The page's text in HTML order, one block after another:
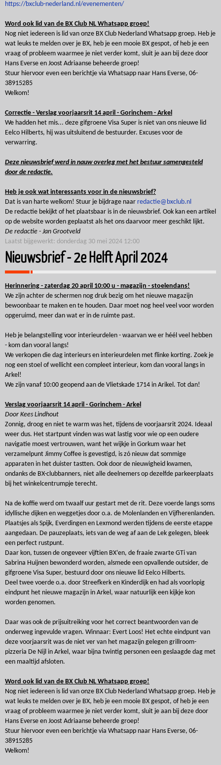
https://bxclub-nederland.nl/evenementen/
Word ook lid van de BX Club NL Whatsapp groep!
Nog niet iedereen is lid van onze BX Club Nederland Whatsapp groep. Heb je
wat leuks te melden over je BX, heb je een mooie BX gespot, of heb je een
vraag of probleem waarmee je niet verder komt, sluit je aan bij deze door
Hans Everse en Joost Adriaanse beheerde groep!
Stuur hiervoor even een berichtje via Whatsapp naar Hans Everse, 06-
38915285
Welkom!
Correctie - Verslag voorjaarsrit 14 april - Gorinchem - Arkel
We hadden het mis... deze gifgroene Visa Super is niet van ons nieuwe lid
Eelco Hilberts, hij was uitsluitend de bestuurder. Excuses voor de
verwarring.
Deze nieuwsbrief werd in nauw overleg met het bestuur samengesteld
door de redactie.
Heb je ook wat interessants voor in de nieuwsbrief?
Dat is van harte welkom! Stuur je bijdrage naar redactie@bxclub.nl
De redactie bekijkt of het plaatsbaar is in de nieuwsbrief. Ook kan een artikel
op de website worden geplaatst als het ons daarvoor meer geschikt lijkt.
De redactie - Jan Grootveld
Laatst bijgewerkt: donderdag 30 mei 2024 12:00
Nieuwsbrief - 2e Helft April 2024
Herinnering - zaterdag 20 april 10:00 u - magazijn - stoelendans!
We zijn achter de schermen nog druk bezig om het nieuwe magazijn
bewoonbaar te maken en te houden. Daar moet nog heel veel voor worden
opgeruimd, meer dan wat er in de ruimte past.
Heb je belangstelling voor interieurdelen - waarvan we er héél veel hebben
- kom dan vooral langs!
We verkopen die dag interieurs en interieurdelen met flinke korting. Zoek je
nog een stoel of wellicht een compleet interieur, kom dan vooral langs in
Arkel!
We zijn vanaf 10:00 geopend aan de Vlietskade 1714 in Arikel. Tot dan!
Verslag voorjaarsrit 14 april - Gorinchem - Arkel
Door Kees Lindhout
Zonnig, droog en niet te warm was het, tijdens de voorjaarsrit 2024. Ideaal
weer dus. Het startpunt vinden was wat lastig voor wie op een oudere
navigatie moest vertrouwen, want het wijkje in Gorkum waar het
verzamelpunt Jimmy Coffee is gevestigd, is zó nieuw dat sommige
apparaten in het duister tastten. Ook door de nieuwigheid kwamen,
ondanks de BX-clubbanners, niet alle deelnemers op dezelfde parkeerplaats
bij het winkelcentrumpje terecht.
Na de koffie werd om twaalf uur gestart met de rit. Deze voerde langs soms
idyllische dijken en weggetjes door o.a. de Molenlanden en Vijfherenlanden.
Plaatsjes als Spijk, Everdingen en Lexmond werden tijdens de eerste etappe
aangedaan. De pauzeplaats, iets van de weg af aan de Lek gelegen, bleek
een perfect rustpunt.
Daar kon, tussen de ongeveer vijftien BX’en, de fraaie zwarte GTi van
Sabrina Huijnen bewonderd worden, alsmede een opvallende outsider, de
gifgroene Visa Super, bestuurd door ons nieuwe lid Eelco Hilberts.
Deel twee voerde o.a. door Streefkerk en Kinderdijk en had als voorlopig
eindpunt het nieuwe magazijn in Arkel, waar natuurlijk een kijkje kon
worden genomen.
Daar was ook de prijsuitreiking voor het correct beantwoorden van de
onderweg ingevulde vragen. Winnaar: Evert Loos! Het echte eindpunt van
deze voorjaarsrit was de niet ver van het magazijn gelegen grillroom-
pizzeria De Nijl in Arkel, waar bijna twintig personen een geslaagde dag met
een maaltijd afsloten.
Word ook lid van de BX Club NL Whatsapp groep!
Nog niet iedereen is lid van onze BX Club Nederland Whatsapp groep. Heb je
wat leuks te melden over je BX, heb je een mooie BX gespot, of heb je een
vraag of probleem waarmee je niet verder komt, sluit je aan bij deze door
Hans Everse en Joost Adriaanse beheerde groep!
Stuur hiervoor even een berichtje via Whatsapp naar Hans Everse, 06-
38915285
Welkom!